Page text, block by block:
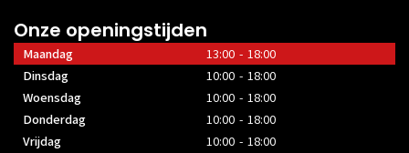
Onze openingstijden
Maandag
13:00 - 18:00
Dinsdag
10:00 - 18:00
Woensdag
10:00 - 18:00
Donderdag
10:00 - 18:00
Vrijdag
10:00 - 18:00